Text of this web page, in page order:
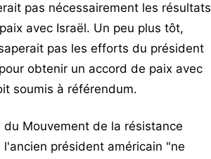
pas nécessairement les résultats
avec Israël. Un peu plus tôt,
pas les efforts du président
obtenir un accord de paix avec
soumis à référendum.
Mouvement de la résistance
président américain "ne